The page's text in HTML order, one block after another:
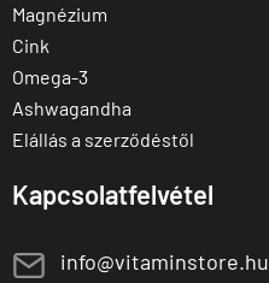
Magnézium
Cink
Omega-3
Ashwagandha
Elállás a szerződéstől
Kapcsolatfelvétel
E info@vitaminstore.hu